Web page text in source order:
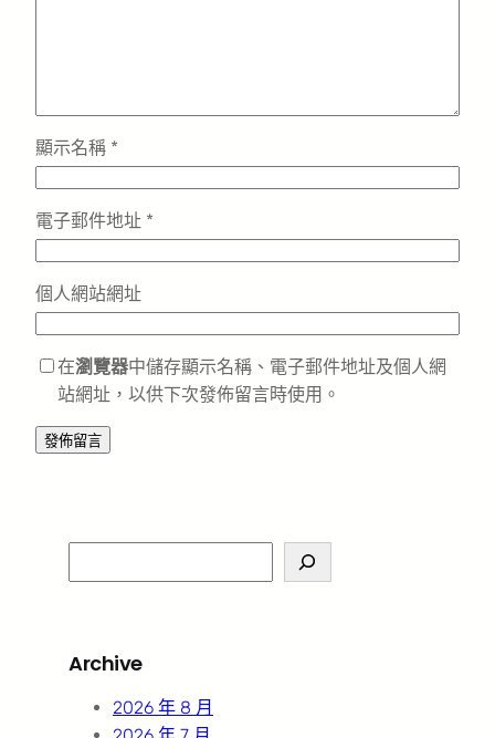
顯示名稱 *
電子郵件地址 *
個人網站網址
在瀏覽器中儲存顯示名稱、電子郵件地址及個人網
站網址，以供下次發佈留言時使用。
e
c
Archive
2026 年 8 月